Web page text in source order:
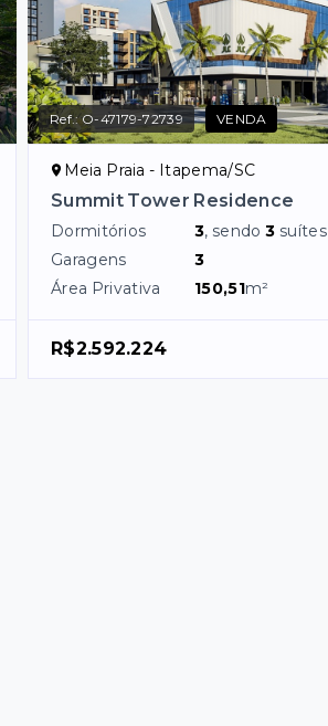
Ref.:O-47179-72739 VENDA
Meia Praia - Itapema/SC
Summit Tower Residence
Dormitórios 3, sendo3 suítes
Garagens
3
Área Privativa
150,51m²
R$2.592.224